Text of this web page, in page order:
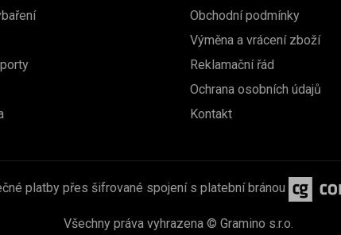
Obchodní podmínky
Výměna a vrácení zboží
Reklamační řád
Ochrana osobních údajů
Kontakt
platby přes šifrované spojení s platební bránou
Všechny práva vyhrazena © Gramino s.r.o.